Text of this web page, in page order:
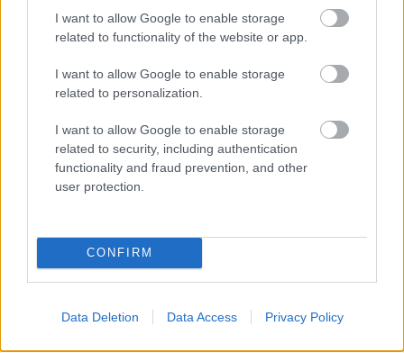
I want to allow Google to enable storage
related to functionality of the website or app.
I want to allow Google to enable storage
related to personalization.
I want to allow Google to enable storage
related to security, including authentication
functionality and fraud prevention, and other
user protection.
CONFIRM
Data Deletion Data Access Privacy Policy
fúkanou izoláciou v streche s plochým stropom 40 cm sa
im podarilo dosiahnuť energetickú triedu A1.